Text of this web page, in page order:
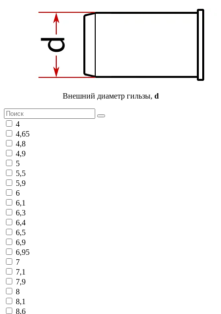
Внешний диаметр гильзы, d
4
4,65
4,8
4,9
5
5,5
5,9
6
6,1
6,3
6,4
6,5
6,9
6,95
7
7,1
7,9
8
8,1
8,6